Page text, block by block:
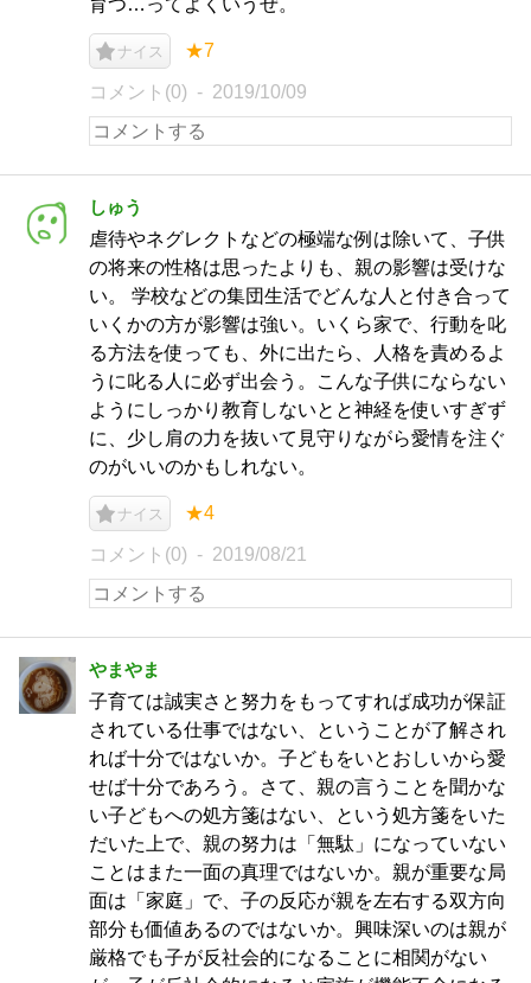
育つ…ってよくいうぜ。
ナイス ★7
コメント(0) 2019/10/09
しゅう
虐待やネグレクトなどの極端な例は除いて、子供
の将来の性格は思ったよりも、親の影響は受けな
い。 学校などの集団生活でどんな人と付き合って
いくかの方が影響は強い。いくら家で、行動を叱
る方法を使っても、外に出たら、人格を責めるよ
うに叱る人に必ず出会う。こんな子供にならない
ようにしっかり教育しないとと神経を使いすぎず
に、少し肩の力を抜いて見守りながら愛情を注ぐ
のがいいのかもしれない。
ナイス ★4
コメント(0) 2019/08/21
やまやま
子育ては誠実さと努力をもってすれば成功が保証
されている仕事ではない、ということが了解され
れば十分ではないか。子どもをいとおしいから愛
せば十分であろう。さて、親の言うことを聞かな
い子どもへの処方箋はない、という処方箋をいた
だいた上で、親の努力は「無駄」になっていない
ことはまた一面の真理ではないか。親が重要な局
面は「家庭」で、子の反応が親を左右する双方向
部分も価値あるのではないか。興味深いのは親が
厳格でも子が反社会的になることに相関がない